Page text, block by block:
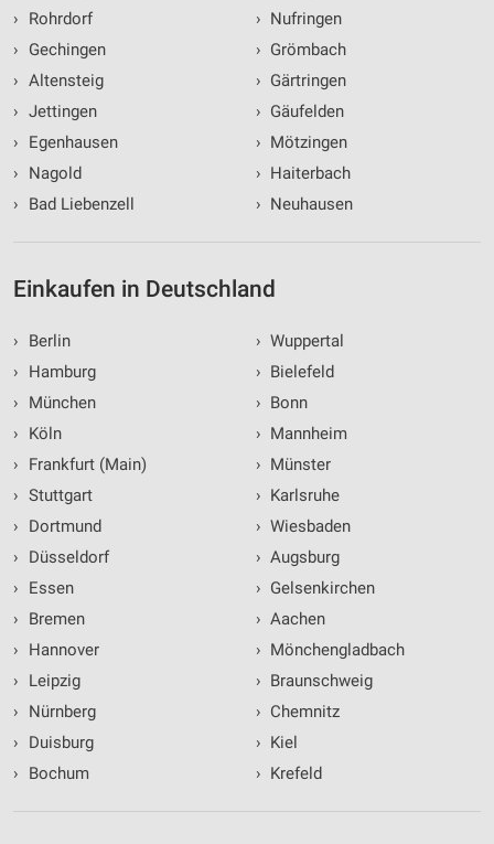
›
Rohrdorf
›
Gechingen
› Altensteig
› Jettingen
›
Egenhausen
›
Nagold
›
Bad Liebenzell
› Nufringen
› Grömbach
› Gärtringen
› Gäufelden
› Mötzingen
› Haiterbach
› Neuhausen
Einkaufen in Deutschland
›
Berlin
›
Hamburg
›
München
›
Köln
›
Frankfurt (Main)
› Stuttgart
›
Dortmund
›
Düsseldorf
›
Essen
›
Bremen
›
Hannover
›
Leipzig
›
Nürnberg
›
Duisburg
›
Bochum
› Wuppertal
› Bielefeld
› Bonn
› Mannheim
› Münster
› Karlsruhe
› Wiesbaden
› Augsburg
› Gelsenkirchen
› Aachen
› Mönchengladbach
› Braunschweig
› Chemnitz
› Kiel
› Krefeld